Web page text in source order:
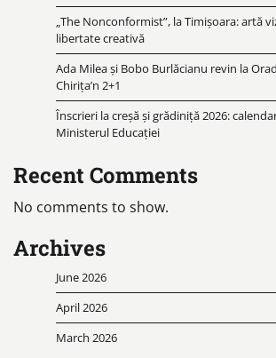
„The Nonconformist”, la Timișoara: artă
libertate creativă
Ada Milea și Bobo Burlăcianu revin la
Chirița’n 2+1
Înscrieri la creșă și grădiniță 2026:
Ministerul Educației
Recent Comments
No comments to show.
Archives
June 2026
April 2026
March 2026